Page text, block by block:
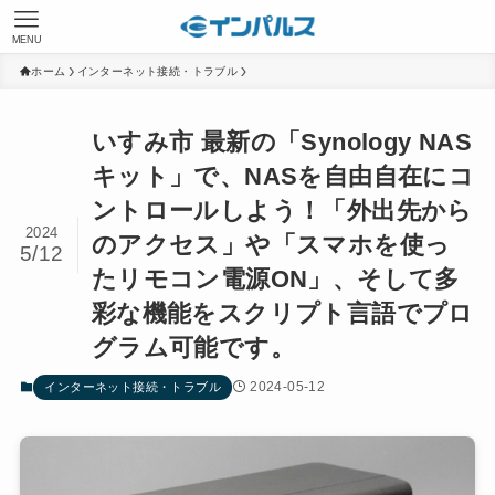
MENU
ホーム インターネット接続・トラブル
いすみ市 最新の「Synology NAS
キット」で、NASを自由自在にコ
ントロールしよう！「外出先から
のアクセス」や「スマホを使っ
たリモコン電源ON」、そして多
彩な機能をスクリプト言語でプロ
グラム可能です。
2024
5/12
インターネット接続・トラブル 2024-05-12